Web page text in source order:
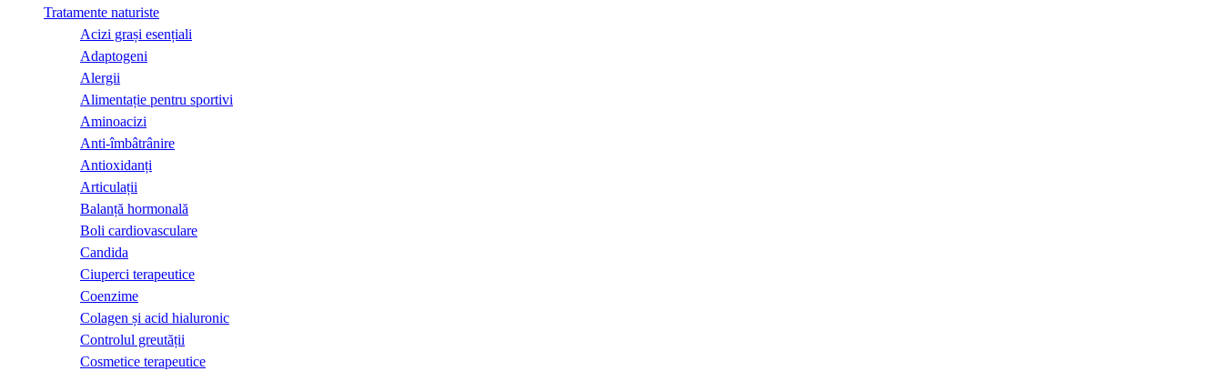
Tratamente naturiste
Acizi grași esențiali
Adaptogeni
Alergii
Alimentație pentru sportivi
Aminoacizi
Anti-îmbâtrânire
Antioxidanți
Articulații
Balanță hormonală
Boli cardiovasculare
Candida
Ciuperci terapeutice
Coenzime
Colagen și acid hialuronic
Controlul greutății
Cosmetice terapeutice